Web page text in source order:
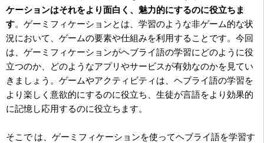
ケーションはそれをより面白く、魅力的にするのに役立ちま
す。ゲーミフィケーションとは、学習のような非ゲーム的な状
況において、ゲームの要素や仕組みを利用することです。今回
は、ゲーミフィケーションがヘブライ語の学習にどのように役
立つのか、どのようなアプリやサービスが有効なのかを見てい
きましょう。ゲームやアクティビティは、ヘブライ語の学習を
より楽しく意欲的にするのに役立ち、生徒が言語をより効果的
に記憶し応用するのに役立ちます。
そこで は、ゲーミフィケーションを使ってヘブライ語を学習す